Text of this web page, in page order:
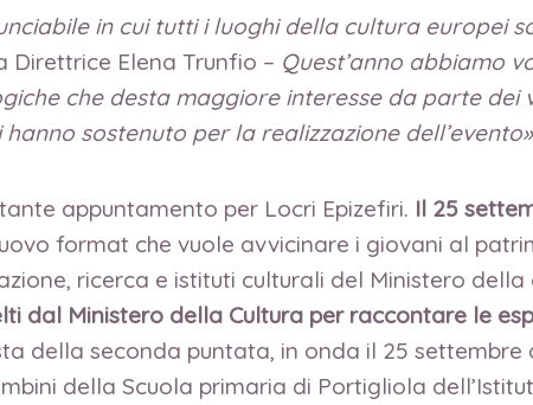
in cui tutti i luoghi della cultura europei
Direttrice Elena Trunfio – Quest’anno abbiamo
che desta maggiore interesse da parte dei
sostenuto per la realizzazione
appuntamento per Locri Epizefiri. Il 25
format che vuole avvicinare i giovani al
ricerca e istituti culturali del Ministero della
dal Ministero della Cultura per raccontare le
della seconda puntata, in onda il 25 settembre
della Scuola primaria di Portigliola